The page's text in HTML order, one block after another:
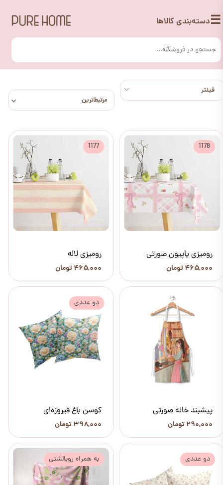
☰دسته‌بندی کالاها
مرتبط‌ترین
رومیزی پاپیون صورتی
۴۶۵,۰۰۰ تومان
1178
رومیزی لاله
۴۶۵,۰۰۰ تومان
1177
پیشبند خانه صورتی
۲۹۰,۰۰۰ تومان
کوسن باغ فیروزه‌ای
۳۹۸,۰۰۰ تومان
دو عددی
دو عددی به همراه روبالشتی